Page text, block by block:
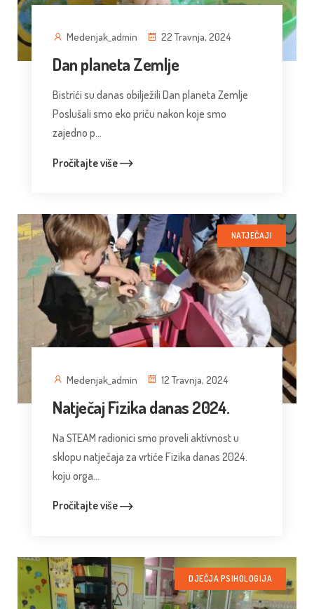
Medenjak_admin 22 Travnja, 2024
Dan planeta Zemlje
Bistrići su danas obilježili Dan planeta Zemlje
Poslušali smo eko priču nakon koje smo
zajedno p...
Pročitajte više
NATJEČAJI
Medenjak_admin 12 Travnja, 2024
Natječaj Fizika danas 2024.
Na STEAM radionici smo proveli aktivnost u
sklopu natječaja za vrtiće Fizika danas 2024.
koju orga...
Pročitajte više
DJEČJA PSIHOLOGIJA